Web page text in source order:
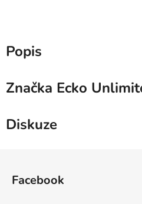
Popis
Značka Ecko
Diskuze
Facebook